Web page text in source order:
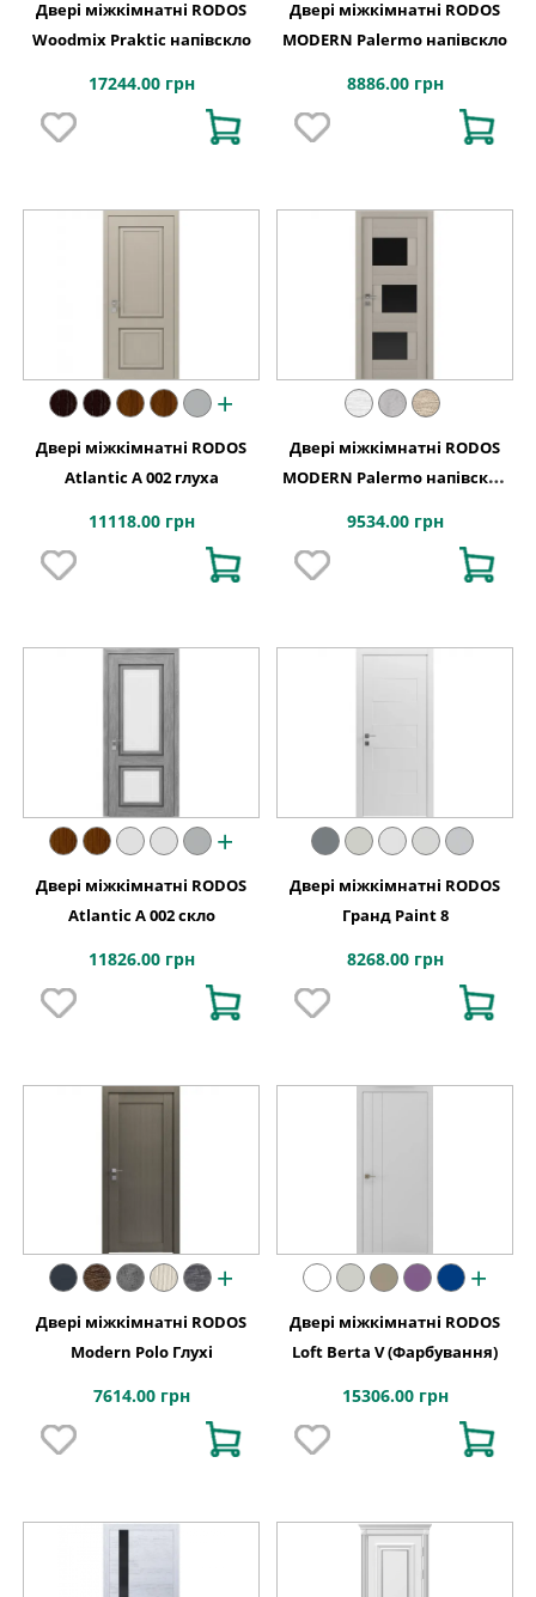
Двері міжкімнатні RODOS
Woodmix Praktic напівскло
17244.00 грн
Двері міжкімнатні RODOS
MODERN Palermo напівскло
8886.00 грн
+
Двері міжкімнатні RODOS
Atlantic A 002 глуха
11118.00 грн
Двері міжкімнатні RODOS
MODERN Palermo напівскло
9534.00 грн
+
Двері міжкімнатні RODOS
Atlantic A 002 скло
11826.00 грн
Двері міжкімнатні RODOS
Гранд Paint 8
8268.00 грн
+
Двері міжкімнатні RODOS
Modern Polo Глухі
7614.00 грн
+
Двері міжкімнатні RODOS
Loft Berta V (Фарбування)
15306.00 грн